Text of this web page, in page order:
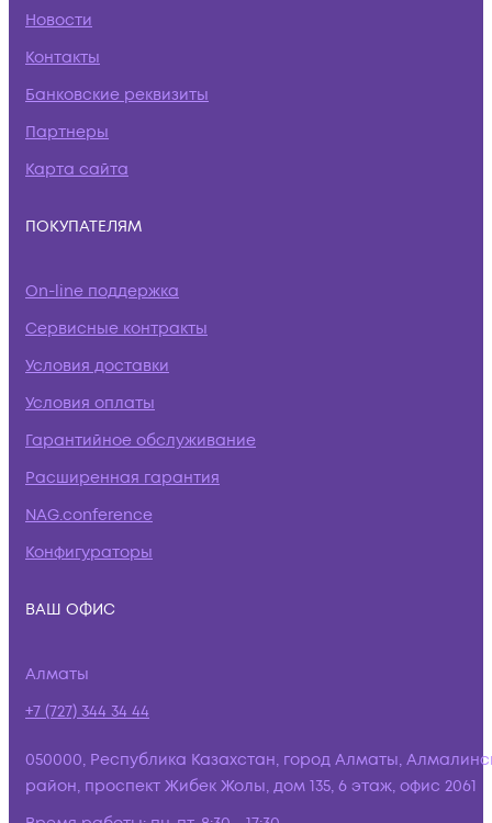
Новости
Контакты
Банковские реквизиты
Партнеры
Карта сайта
ПОКУПАТЕЛЯМ
On-line поддержка
Сервисные контракты
Условия доставки
Условия оплаты
Гарантийное обслуживание
Расширенная гарантия
NAG.conference
Конфигураторы
ВАШ ОФИС
Алматы
+7 (727) 344 34 44
050000, Республика Казахстан, город Алматы,
район, проспект Жибек Жолы, дом 135, 6 этаж, офис 2061